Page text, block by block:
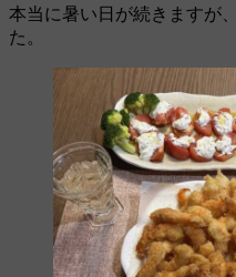
本当に暑い日が続きますが
た。